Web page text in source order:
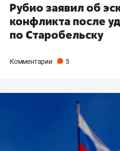
Рубио заявил об
конфликта после
по Старобельску
Комментарии 5